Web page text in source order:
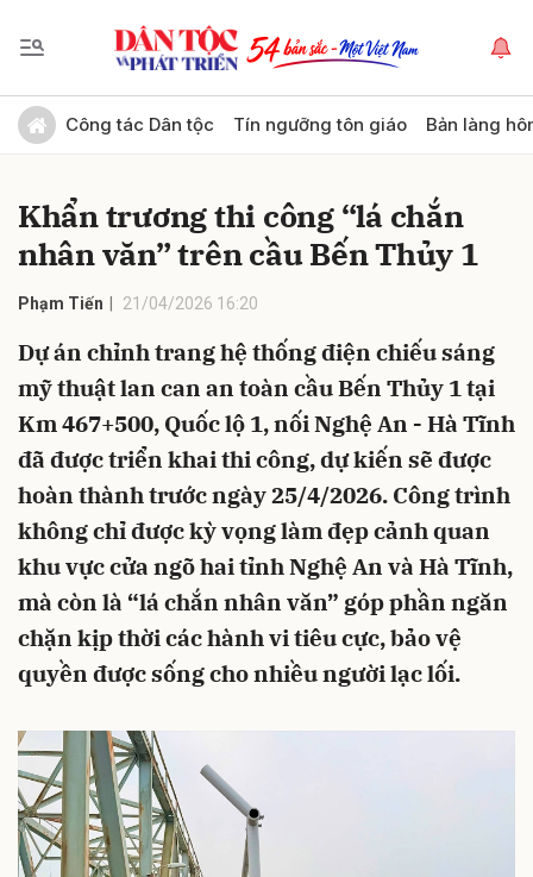
Công tác Dân tộc Tín ngưỡng tôn giáo Bản làng
Khẩn trương thi công “lá chắn
nhân văn” trên cầu Bến Thủy 1
Phạm Tiến 21/04/2026 16:20
Dự án chỉnh trang hệ thống điện chiếu sáng
mỹ thuật lan can an toàn cầu Bến Thủy 1 tại
Km 467+500, Quốc lộ 1, nối Nghệ An - Hà Tĩnh
đã được triển khai thi công, dự kiến sẽ được
hoàn thành trước ngày 25/4/2026. Công trình
không chỉ được kỳ vọng làm đẹp cảnh quan
khu vực cửa ngõ hai tỉnh Nghệ An và Hà Tĩnh,
mà còn là “lá chắn nhân văn” góp phần ngăn
chặn kịp thời các hành vi tiêu cực, bảo vệ
quyền được sống cho nhiều người lạc lối.
Gửi bình luận
Hủy Gửi